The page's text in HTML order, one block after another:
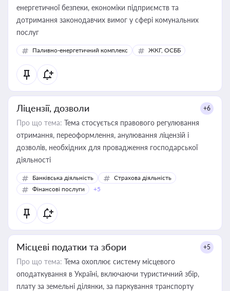
енергетичної безпеки, економіки підприємств та
дотримання законодавчих вимог у сфері комунальних
послуг
Паливно-енергетичний комплекс ЖКГ, ОСББ
Ліцензії, дозволи +6
Про що тема: Тема стосується правового регулювання
отримання, переоформлення, анулювання ліцензій і
дозволів, необхідних для провадження господарської
діяльності
Банківська діяльність
Страхова діяльність
Фінансові послуги
+5
Місцеві податки та збори +5
Про що тема: Тема охоплює систему місцевого
оподаткування в Україні, включаючи туристичний збір,
плату за земельні ділянки, за паркування транспорту